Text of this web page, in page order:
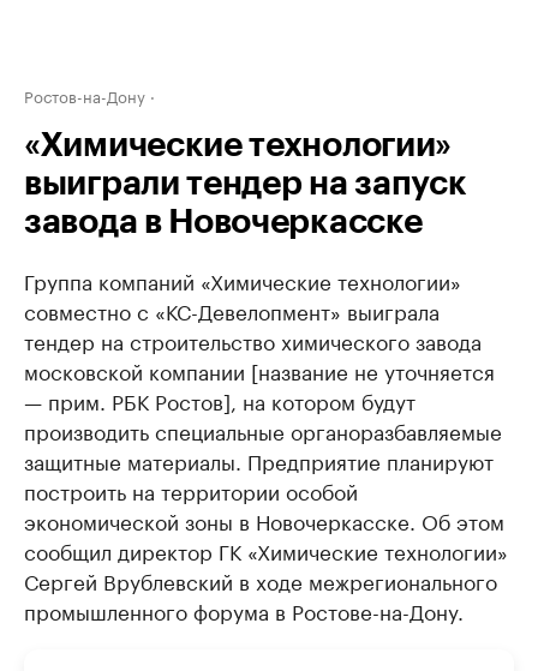
Ростов-на-Дону
«Химические технологии»
выиграли тендер на запуск
завода в Новочеркасске
Группа компаний «Химические технологии»
совместно с «КС-Девелопмент» выиграла
тендер на строительство химического завода
московской компании [название не уточняется
— прим. РБК Ростов], на котором будут
производить специальные органоразбавляемые
защитные материалы. Предприятие планируют
построить на территории особой
экономической зоны в Новочеркасске. Об этом
сообщил директор ГК «Химические технологии»
Сергей Врублевский в ходе межрегионального
промышленного форума в Ростове-на-Дону.